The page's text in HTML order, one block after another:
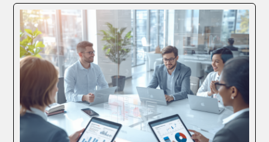
Modelizar el riesgo dejó de ser una opción
para convertirse en una exigencia
regulatoria y competitiva. Las entidades
financieras que operan hoy sin
herramientas cuantitativas están tomando
decisiones con los ojos vendados. Si
trabajas en finanzas o...